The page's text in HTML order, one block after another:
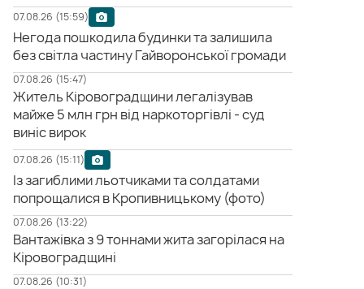
07.08.26 (15:59)
Негода пошкодила будинки та залишила
без світла частину Гайворонської громади
07.08.26 (15:47)
Житель Кіровоградщини легалізував
майже 5 млн грн від наркоторгівлі - суд
виніс вирок
07.08.26 (15:11)
Із загиблими льотчиками та солдатами
попрощалися в Кропивницькому (фото)
07.08.26 (13:22)
Вантажівка з 9 тоннами жита загорілася на
Кіровоградщині
07.08.26 (10:31)